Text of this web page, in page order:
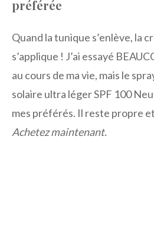
préférée
Quand la tunique s’enlève, la
s’applique ! J’ai essayé
au cours de ma vie, mais le
solaire ultra léger SPF 100
mes préférés. Il reste propre
Achetez maintenant.